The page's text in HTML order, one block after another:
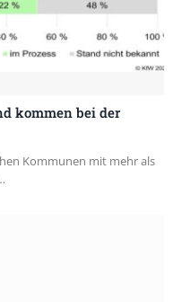
kommen bei der
Kommunen mit mehr als